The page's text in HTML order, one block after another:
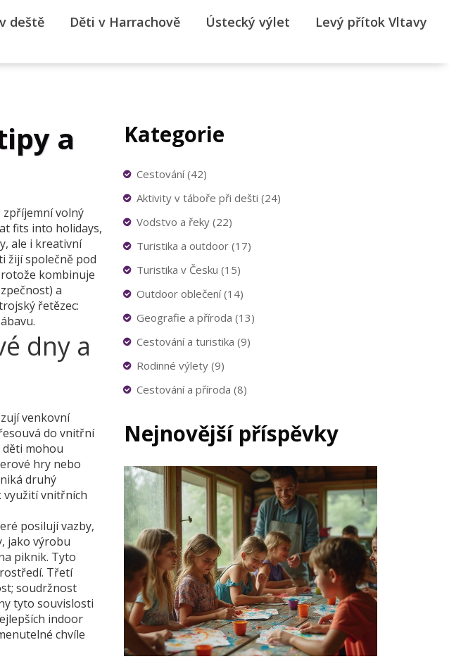
deště Děti v Harrachově Ústecký výlet Levý přítok Vltavy
a
volný
fits into holidays,
ale i kreativní
žijí společně pod
kombinuje
a
řetězec:
dny a
venkovní
do vnitřní
mohou
hry nebo
druhý
využití vnitřních
posilují vazby,
jako výrobu
piknik. Tyto
Třetí
soudržnost
tyto souvislosti
indoor
chvíle
Kategorie
Cestování(42)
Aktivity v táboře při dešti (24)
Vodstvo a řeky (22)
Turistika a outdoor (17)
Turistika v Česku (15)
Outdoor oblečení(14)
Geografie a příroda (13)
Cestování a turistika (9)
Rodinné výlety (9)
Cestování a příroda (8)
Nejnovější příspěvky